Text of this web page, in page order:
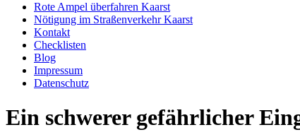
Rote Ampel überfahren Kaarst
Nötigung im Straßenverkehr Kaarst
Kontakt
Checklisten
Blog
Impressum
Datenschutz
Ein schwerer gefährlicher